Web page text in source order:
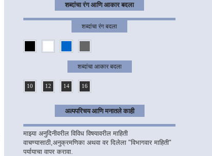
शब्दांचा रंग आणि आकार बदला
शब्दांचा रंग बदला
शब्दांचा आकार बदला
10 12 14 16
अल्पपरिचय आणि मनातले काही
माझ्या अनुदिनीवरील विविध विषयावरील माहिती
वाचण्यासाठी,अनुक्रमणिका अथवा वर दिलेला "विभागवार माहिती"
पर्यायाचा वापर करावा.